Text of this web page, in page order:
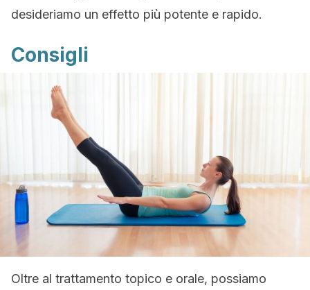
desideriamo un effetto più potente e rapido.
Consigli
Oltre al trattamento topico e orale, possiamo